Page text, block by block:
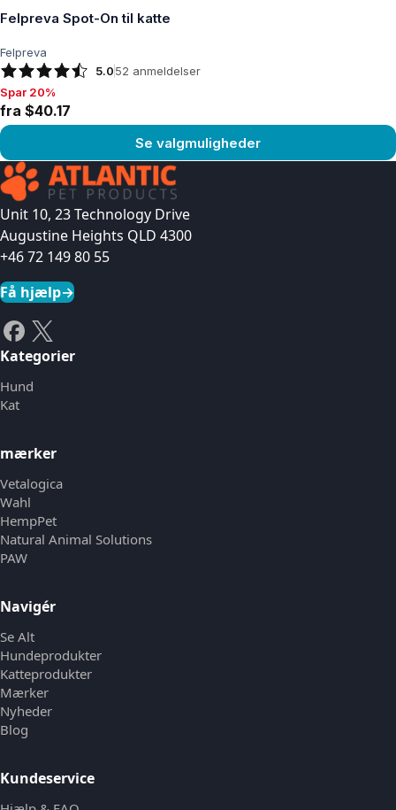
Felpreva Spot-On til katte
Felpreva
5.052 anmeldelser
Spar 20%, fra $40.17
Spar 20%
fra $40.17
Se valgmuligheder
Se produkt
Unit 10, 23 Technology Drive
Augustine Heights QLD 4300
+46 72 149 80 55
Få hjælp→
Kategorier
Hund
Kat
mærker
Vetalogica
Wahl
HempPet
Natural Animal Solutions
PAW
Navigér
Se Alt
Hundeprodukter
Katteprodukter
Mærker
Nyheder
Blog
Kundeservice